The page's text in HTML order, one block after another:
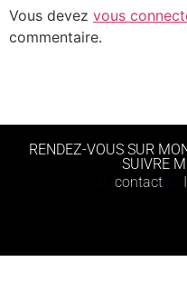
Vous devez vous
commentaire.
RENDEZ-VOUS SUR
SUIVRE
contact